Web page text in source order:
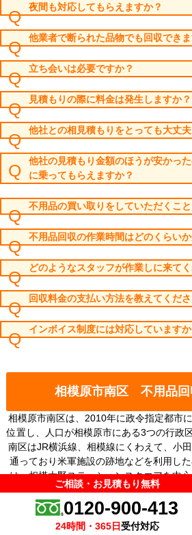
ご相談・お見積もり無料
0120-900-413
24時間・365日受付対応
夜間も対応してもらえますか？
他業者で断られた品物でも回収できま
立ち会いは必要ですか？
見積もりの際に料金は発生しますか？
他社との相見積もりをとっても大丈
他社の見積もり金額のほうが安かっ
に乗ってもらえますか？
不用品の買い取りをしていただくこ
不用品回収の作業時間はどのくらい
どのようなスタッフが作業しに来て
回収料金の支払い方法を教えてくださ
インボイス制度には対応していますか
相模原市南区 不用品回
相模原市南区は、2010年に政令指定都市
位置し、人口が相模原市にある3つの行政
南区はJR横浜線、相模線にくわえて、小
通っており米軍施設の跡地などを利用し
は、相模大野ステーションスクエアを中
ズなどが立ち並び、幅広い年齢層の買い
な雰囲気です。
下記が特にご相談が多いエリアに
相模大野
ご相談・お見積もり無料
0120-900-413
24時間・365日受付対応